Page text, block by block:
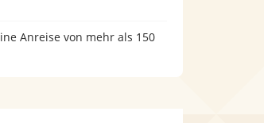
Anreise von mehr als 150